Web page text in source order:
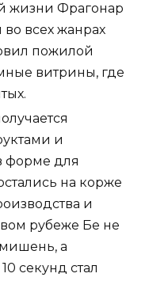
жизни Фрагонар
всех жанрах
пожилой
витрины, где
и
форме для
на корже
и
рубеже Бе не
а
секунд стал